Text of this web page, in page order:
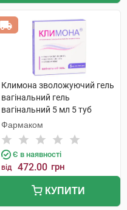
Климона зволожуючий гель
вагінальний гель
вагінальний 5 мл 5 туб
Фармаком
Є в наявності
від 472.00 грн
КУПИТИ